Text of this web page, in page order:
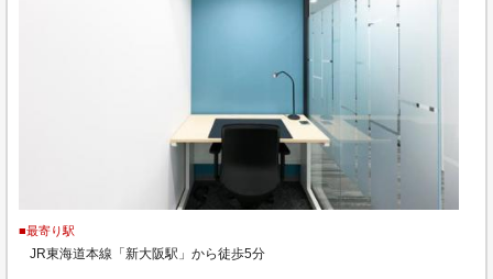
■最寄り駅
JR東海道本線「新大阪駅」から徒歩5分